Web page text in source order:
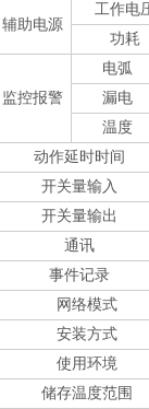
辅助电源
工作电
功耗
监控报警
电弧
漏电
温度
动作延时时间
开关量输入
开关量输出
通讯
事件记录
网络模式
安装方式
使用环境
储存温度范围